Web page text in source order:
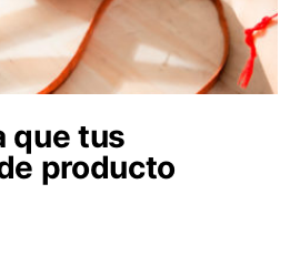
que tus
producto